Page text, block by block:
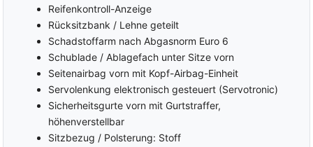
Reifenkontroll-Anzeige
Rücksitzbank / Lehne geteilt
Schadstoffarm nach Abgasnorm Euro 6
Schublade / Ablagefach unter Sitze vorn
Seitenairbag vorn mit Kopf-Airbag-Einheit
Servolenkung elektronisch gesteuert (Servotronic)
Sicherheitsgurte vorn mit Gurtstraffer,
höhenverstellbar
Sitzbezug / Polsterung: Stoff